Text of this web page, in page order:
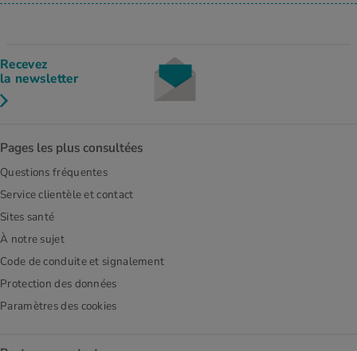
Recevez
la newsletter
Pages les plus consultées
Questions fréquentes
Service clientèle et contact
Sites santé
À notre sujet
Code de conduite et signalement
Protection des données
Paramètres des cookies